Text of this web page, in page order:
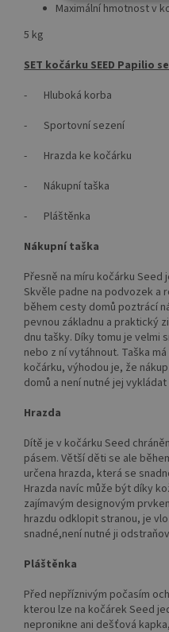
Maximální hmotnost v
5 kg
SET kočárku SEED Papilio
- Hluboká korba
- Sportovní sezení
- Hrazda ke kočárku
- Nákupní taška
- Pláštěnka
Nákupní taška
Přesně na míru kočárku Seed
Skvěle padne na podvozek a
během cesty domů poztrácí
pevnou základnu a praktický
dnu tašky. Díky tomu je velmi
nebo z ní vytáhnout. Taška
kočárku, výhodou je, že
domů a není nutné jej
Hrazda
Dítě je v kočárku Seed
pásem. Větší děti se ale
určena hrazda, která se
Hrazda navíc může být díky
zajímavým designovým
hrazdu odklopit stranou, je
snadné,není nutné ji
Pláštěnka
Před nepříznivým počasím
kterou lze na kočárek Seed
nepronikne ani dešťová